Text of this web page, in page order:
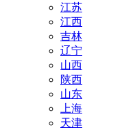
江苏
江西
吉林
辽宁
山西
陕西
山东
上海
天津